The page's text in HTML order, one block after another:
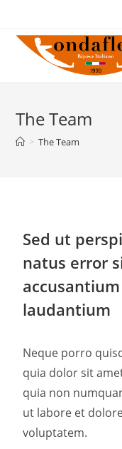
The Team
> The Team
Sed ut
natus error
laudantium
Neque porro
quia dolor sit
quia non
ut labore et
voluptatem.